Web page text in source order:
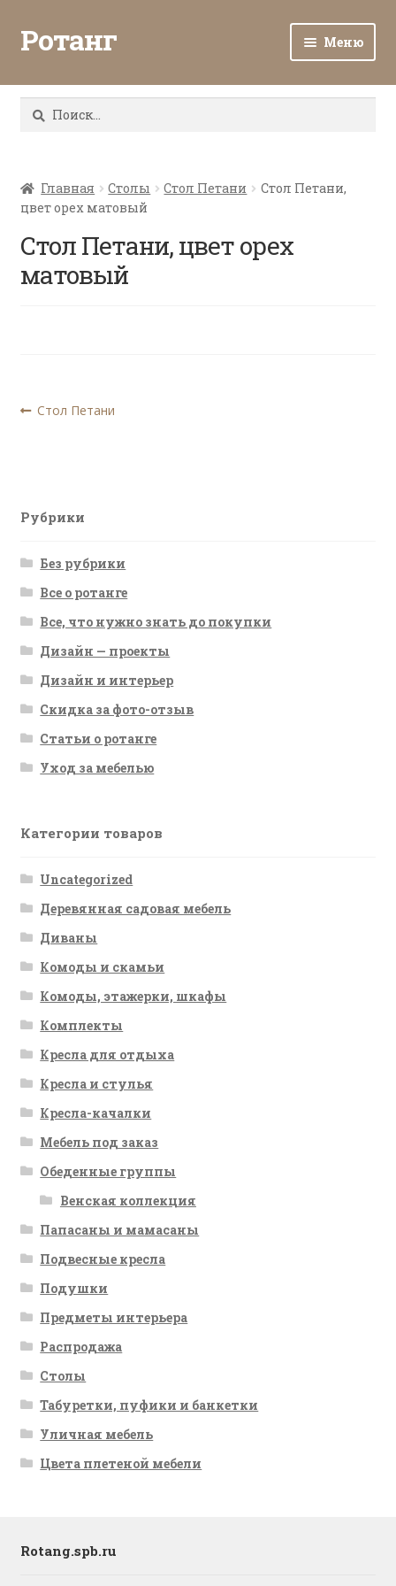
Ротанг Меню
Каталог
Все о ротанге
Ротанг оптом
Найти:
Главная Столы Стол Петани
Стол Петани,
цвет орех матовый
Стол Петани, цвет орех
матовый
Навигация
Предыдущая
Стол Петани
Рубрики
Без рубрики
Все о ротанге
Все, что нужно знать до покупки
Дизайн — проекты
Дизайн и интерьер
Скидка за фото-отзыв
Статьи о ротанге
Уход за мебелью
Категории товаров
Uncategorized
Деревянная садовая мебель
Диваны
Комоды и скамьи
Комоды, этажерки, шкафы
Комплекты
Кресла для отдыха
Кресла и стулья
Кресла-качалки
Мебель под заказ
Обеденные группы
Венская коллекция
Папасаны и мамасаны
Подвесные кресла
Подушки
Предметы интерьера
Распродажа
Столы
Табуретки, пуфики и банкетки
Уличная мебель
Цвета плетеной мебели
Rotang.spb.ru